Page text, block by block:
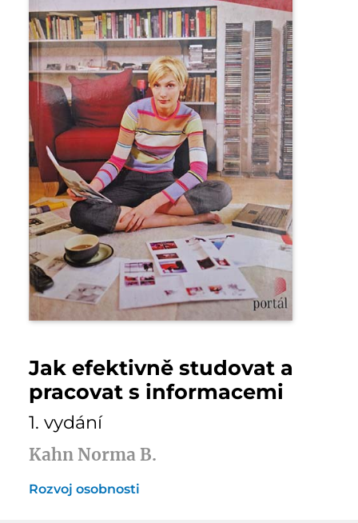
Jak efektivně studovat a
pracovat s informacemi
1. vydání
Kahn Norma B.
Rozvoj osobnosti